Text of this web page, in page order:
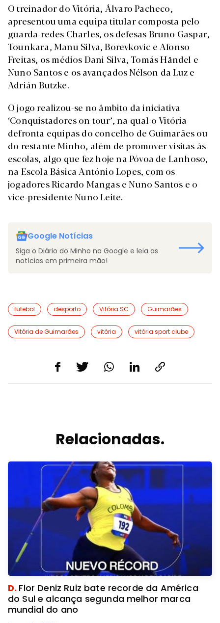
O treinador do Vitória, Álvaro Pacheco,
apresentou uma equipa titular composta pelo
guarda-redes Charles, os defesas Bruno Gaspar,
Tounkara, Manu Silva, Borevkovic e Afonso
Freitas, os médios Dani Silva, Tomás Händel e
Nuno Santos e os avançados Nélson da Luz e
Adrián Butzke.
O jogo realizou-se no âmbito da iniciativa
‘Conquistadores on tour’, na qual o Vitória
defronta equipas do concelho de Guimarães ou
do restante Minho, além de promover visitas às
escolas, algo que fez hoje na Póvoa de Lanhoso,
na Escola Básica António Lopes, com os
jogadores Ricardo Mangas e Nuno Santos e o
vice-presidente Nuno Leite.
Google Notícias
Siga o Diário do Minho na Google e leia as
notícias em primeira mão!
futebol desporto Vitória SC Guimarães
Vitória de Guimarães vitória vitória sport clube
Relacionadas.
D. Flor Deniz Ruiz bate recorde da América
do Sul e alcança segunda melhor marca
mundial do ano